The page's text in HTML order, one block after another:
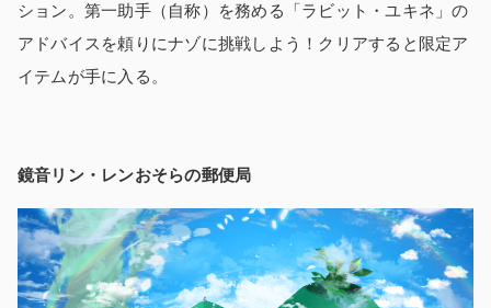
ション。第一助手（自称）を務める「ラビット・ユキネ」の
アドバイスを頼りにナゾに挑戦しよう！クリアすると限定ア
イテムが手に入る。
鏡音リン・レンおそらの郵便局